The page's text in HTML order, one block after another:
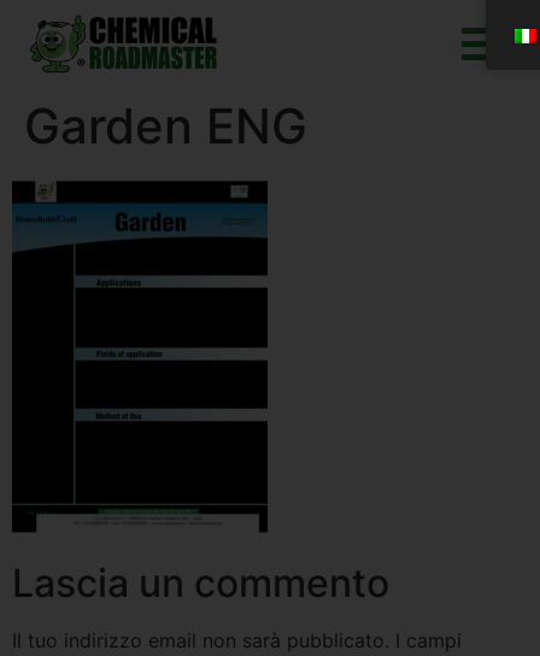
Garden ENG
Lascia un commento
Il tuo indirizzo email non sarà pubblicato. I campi